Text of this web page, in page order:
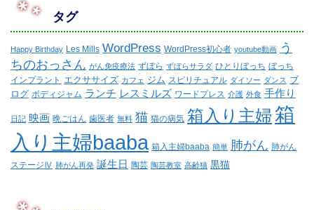
タグ
Happy Birthday Les Mills WordPress WordPress初心者 youtube動画 う
ちのおっさん がん免疫療法 ずぼら ずぼらサラダ ひとりぼっち ぼっち
インプラント エクササイズ カフェ ジム スピリチュアル ダイソー ダンス ブ
ログ ボディジャム ランチ レスミルズ ワードプレス 介護 外食 手作り
日記 映画 晩ごはん 歯医者 無料 猫 猫の病気 箱入り主婦箱
入り主婦baaba 箱入主婦baaba 簡単 肺がん 肺がん
ステージⅣ 肺がん再発 誕生日 陶芸 陶芸教室 高齢猫 黒猫